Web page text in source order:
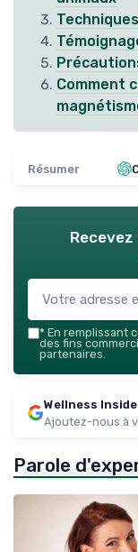
Comment
Résumer
* En remplissant
des fins
partenaires.
Wellness
Ajoutez-nous à
Parole